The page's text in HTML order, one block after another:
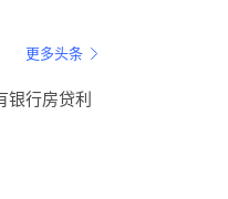
更多头条
银行房贷利